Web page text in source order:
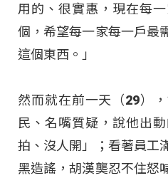
用的、很實惠，現在每
個，希望每一家每一戶最
這個東西。」
然而就在前一天（29）
民、名嘴質疑，說他出
拍、沒人開」；看著員工
黑造謠，胡漢龑忍不住怒